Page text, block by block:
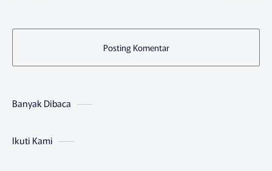
Posting Komentar
Banyak Dibaca
Ikuti Kami